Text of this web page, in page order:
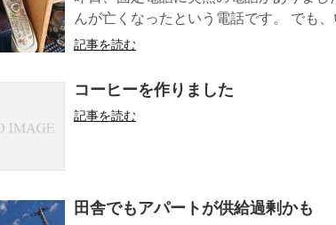
んが亡くなったという電話です。 でも
記事を読む
コーヒーを作りました
記事を読む
田舎でもアパートが供給過剰かも